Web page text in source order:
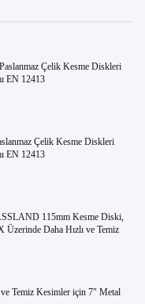
Çelik Kesme Diskleri
EN 12413
Çelik Kesme Diskleri
EN 12413
115mm Kesme Diski,
Daha Hızlı ve Temiz
Temiz Kesimler için 7" Metal